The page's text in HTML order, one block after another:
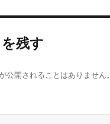
残す
公開されることはありません。